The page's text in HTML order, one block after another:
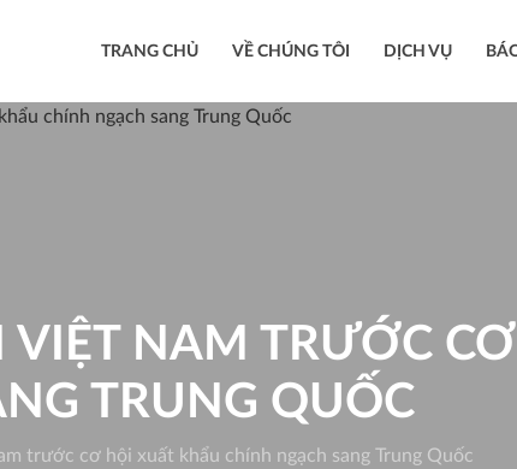
TRANG CHỦ VỀ CHÚNG TÔI DỊCH VỤ
VIỆT NAM TRƯỚC
TRUNG QUỐC
trước cơ hội xuất khẩu chính ngạch sang Trung Quốc